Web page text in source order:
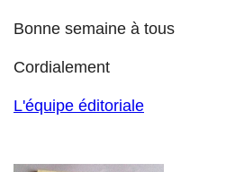
Bonne semaine à tous
Cordialement
L'équipe éditoriale